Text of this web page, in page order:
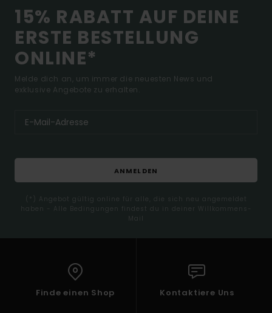
15% RABATT AUF DEINE
ERSTE BESTELLUNG
ONLINE*
Melde dich an, um immer die neuesten News und
exklusive Angebote zu erhalten.
ANMELDEN
(*) Angebot gültig online für alle, die sich neu angemeldet
haben - Alle Bedingungen findest du in deiner Willkommens-
Mail
Finde einen Shop Kontaktiere Uns